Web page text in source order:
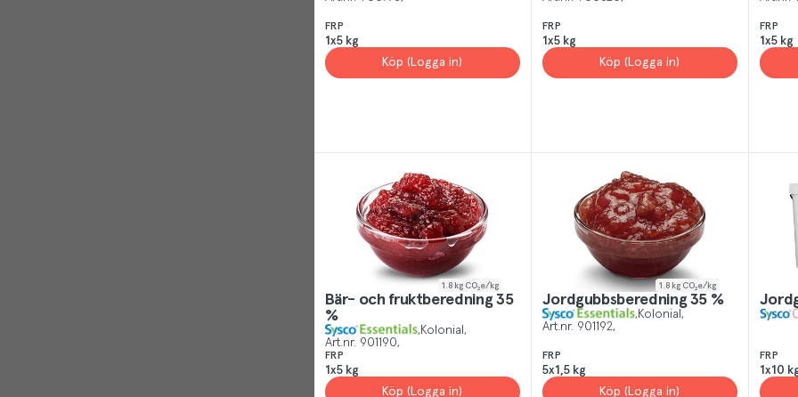
FRP
1x5 kg
Köp (Logga in)
FRP
1x5 kg
Köp (Logga in)
FRP
1x5 kg
1.8 kg CO₂e/kg
Bär- och fruktberedning 35
%
Kolonial
Art.nr. 901190
FRP
1x5 kg
Köp (Logga in)
1.8 kg CO₂e/kg
Jordgubbsberedning 35 %
Kolonial
Art.nr. 901192
FRP
5x1,5 kg
Köp (Logga in)
FRP
1x10